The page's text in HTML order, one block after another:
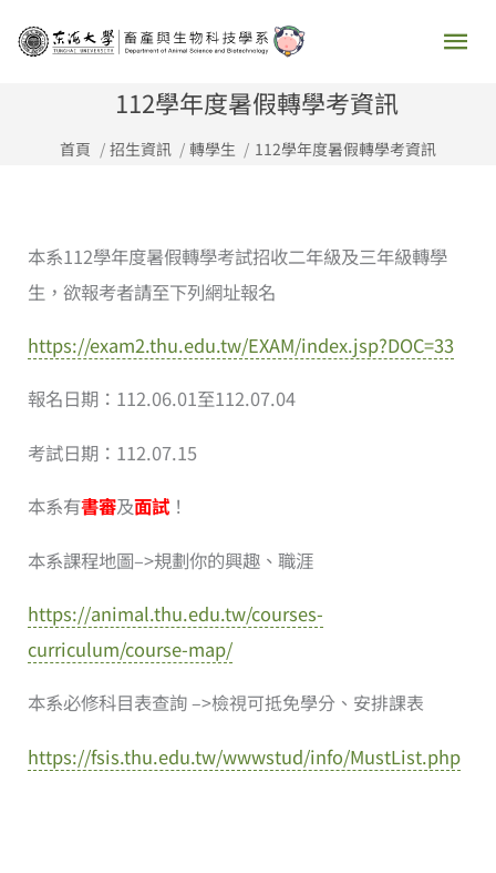
主
112學年度暑假轉學考資訊
首頁 招生資訊 轉學生 112學年度暑假轉學考資訊
本系112學年度暑假轉學考試招收二年級及三年級轉學
生，欲報考者請至下列網址報名
https://exam2.thu.edu.tw/EXAM/index.jsp?DOC=33
報名日期：112.06.01至112.07.04
考試日期：112.07.15
本系有書審及面試！
本系課程地圖–>規劃你的興趣、職涯
https://animal.thu.edu.tw/courses-
curriculum/course-map/
本系必修科目表查詢–>檢視可抵免學分、安排課表
https://fsis.thu.edu.tw/wwwstud/info/MustList.php